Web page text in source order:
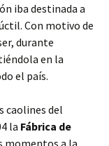
iba destinada a
Con motivo de
durante
en la
el país.
caolines del
la Fábrica de
momentos a la